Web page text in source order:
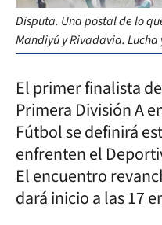
Disputa. Una postal de lo
Mandiyú y Rivadavia. Lucha
El primer finalista
Primera División A
Fútbol se definirá
enfrenten el
El encuentro
dará inicio a las 17